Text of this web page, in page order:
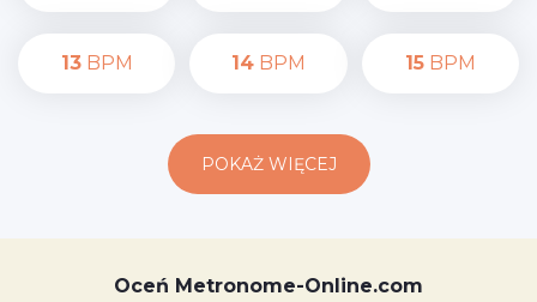
13BPM 14BPM 15BPM
POKAŻ WIĘCEJ
Oceń Metronome-Online.com